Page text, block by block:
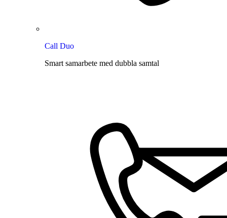
Call Duo
Smart samarbete med dubbla samtal